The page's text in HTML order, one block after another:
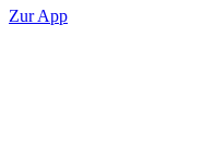
Zur App